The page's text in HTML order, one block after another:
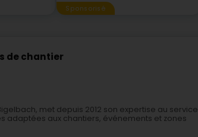
Sponsorisé
de chantier
met depuis 2012 son expertise au service
adaptées aux chantiers, événements et zones